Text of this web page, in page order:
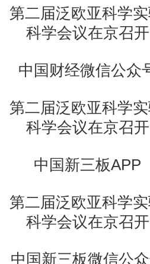
中国财经微信公众
中国新三板APP
中国新三板微信公